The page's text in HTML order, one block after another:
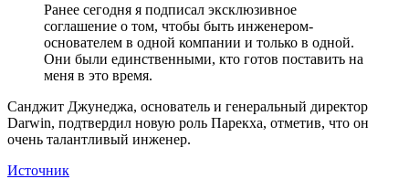
Ранее сегодня я подписал эксклюзивное
соглашение о том, чтобы быть инженером-
основателем в одной компании и только в одной.
Они были единственными, кто готов поставить на
меня в это время.
Санджит Джунеджа, основатель и генеральный директор
Darwin, подтвердил новую роль Парекха, отметив, что он
очень талантливый инженер.
Источник